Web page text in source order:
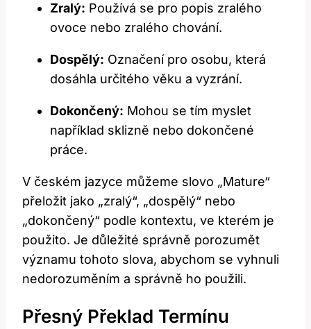
Zralý: Používá se pro popis zralého
ovoce nebo zralého chování.
Dospělý: Označení pro osobu, která
dosáhla určitého věku a vyzrání.
Dokončený: Mohou se tím myslet
například sklizně nebo dokončené
práce.
V českém jazyce můžeme slovo „Mature“
přeložit jako „zralý“, „dospělý“ nebo
„dokončený“ podle kontextu, ve kterém je
použito. Je důležité správně porozumět
významu tohoto slova, abychom se vyhnuli
nedorozuměním a správně ho použili.
Přesný Překlad Termínu